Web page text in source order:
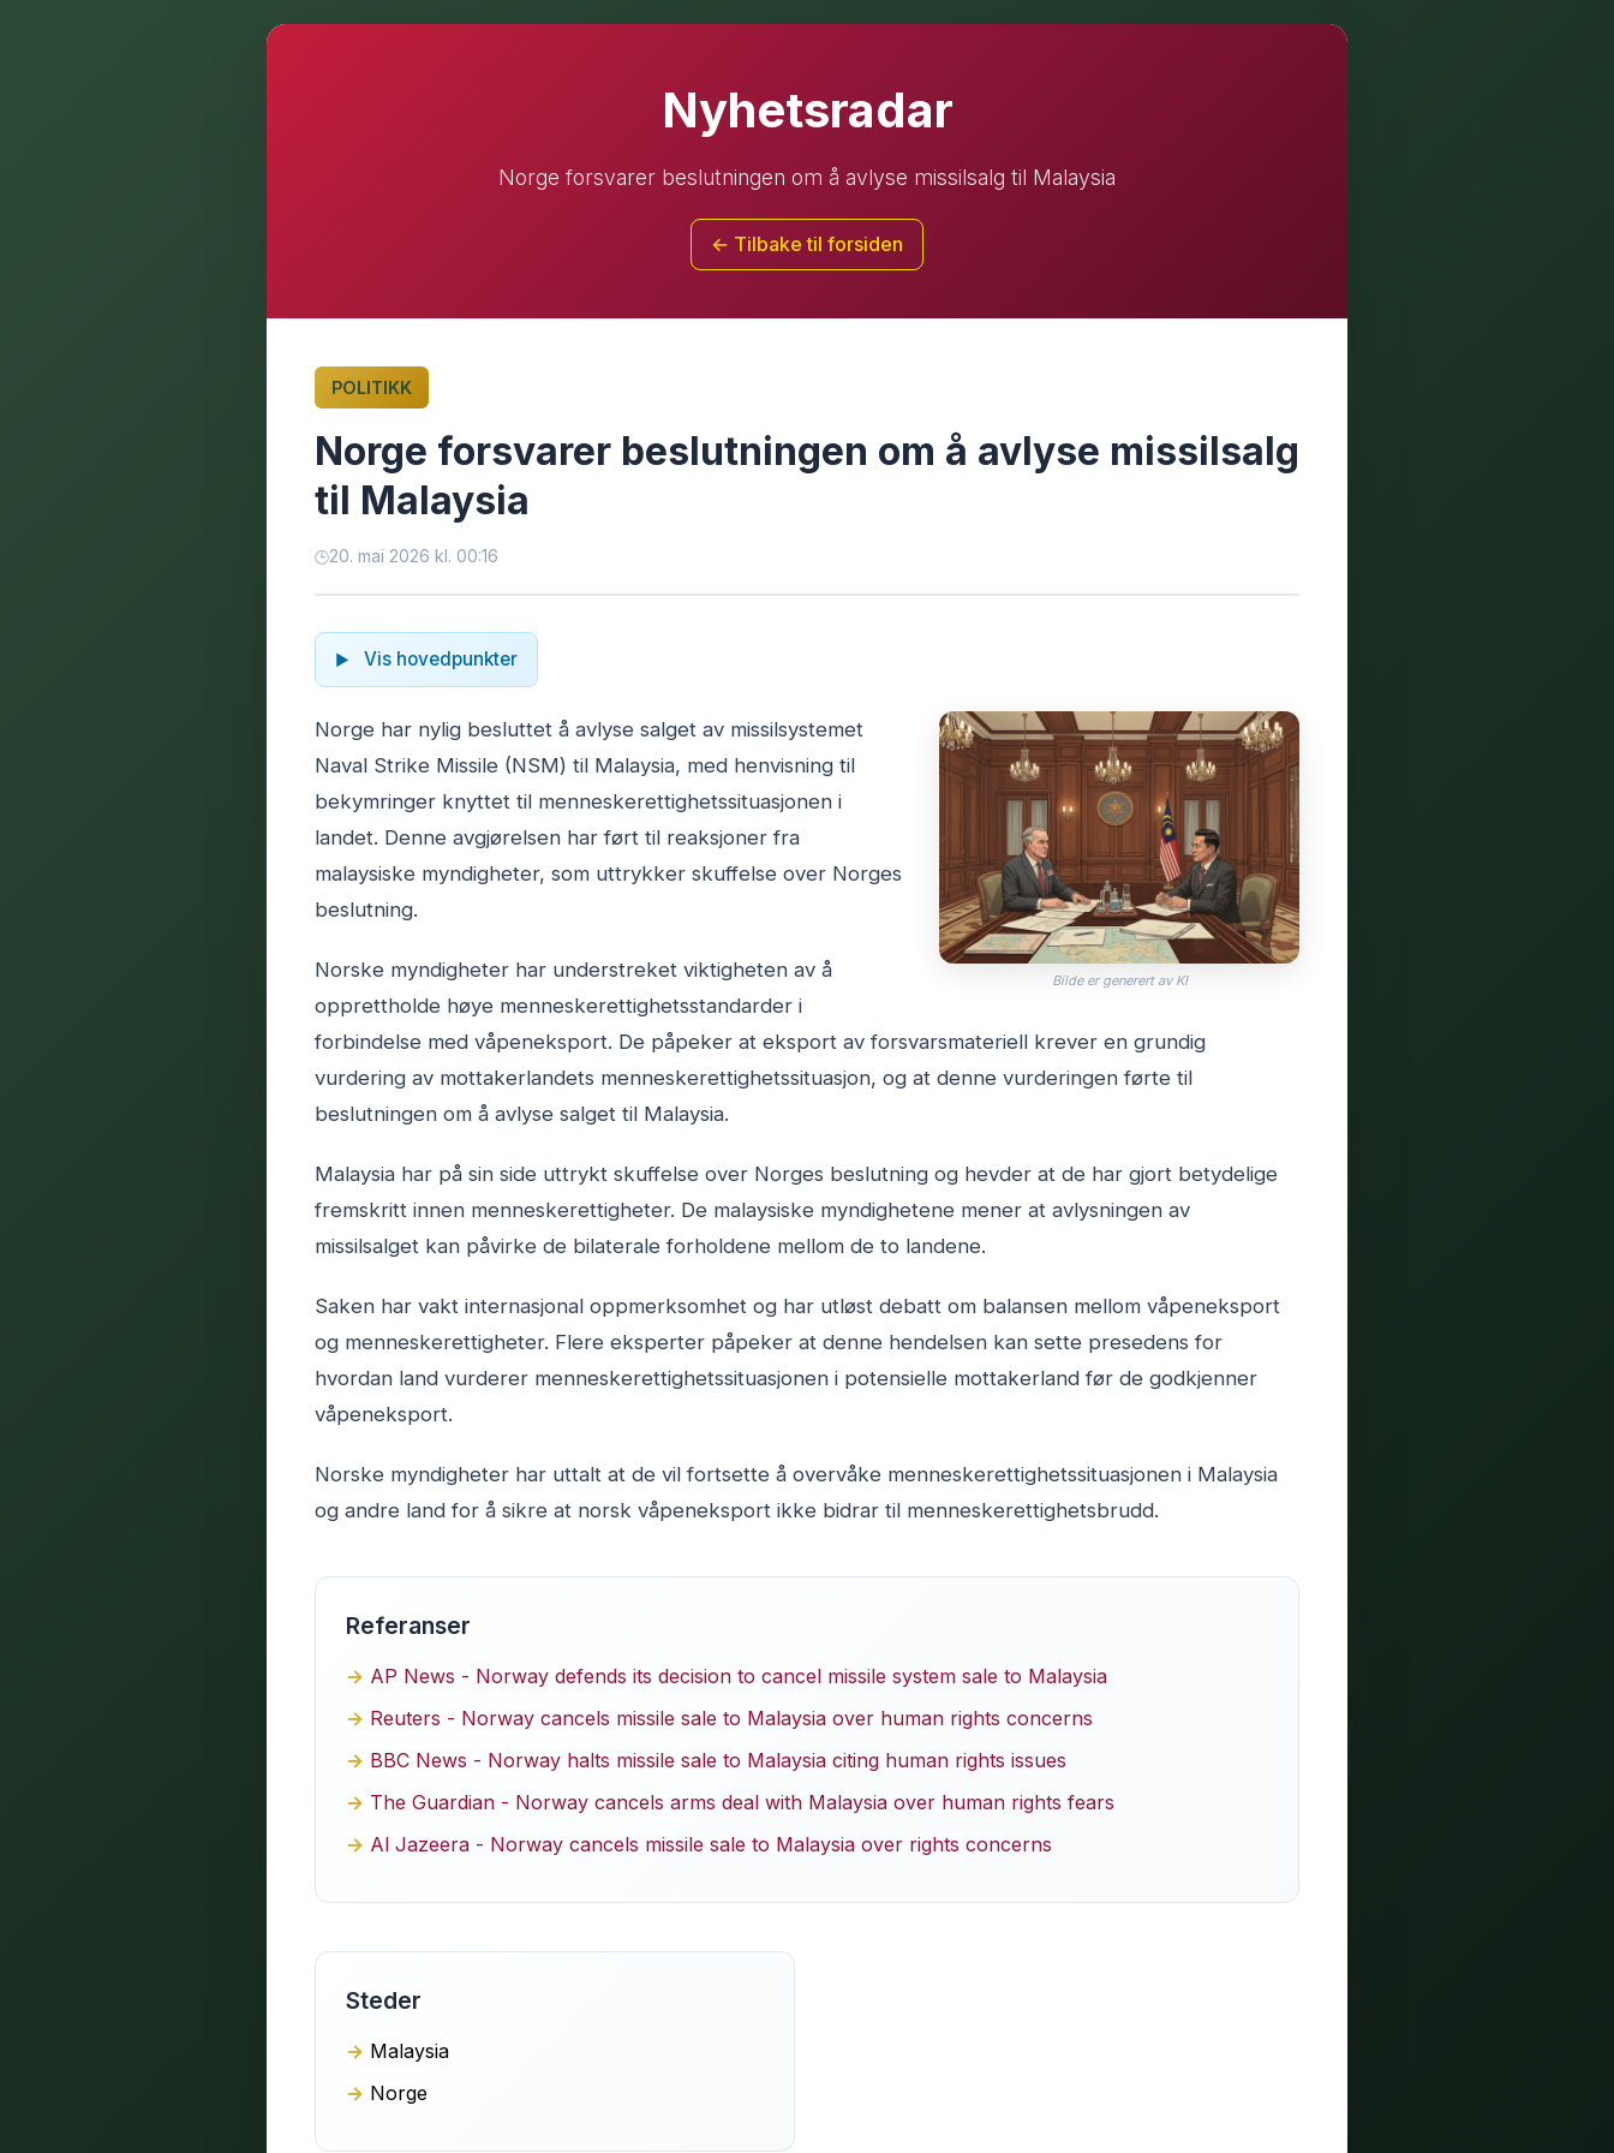
Nyhetsradar
Norge forsvarer beslutningen om å avlyse missilsalg til Malaysia
← Tilbake til forsiden
POLITIKK
Norge forsvarer beslutningen om å avlyse missilsalg
til Malaysia
20. mai 2026 kl. 00:16
Vis hovedpunkter
Bilde er generert av KI
Norge har nylig besluttet å avlyse salget av missilsystemet
Naval Strike Missile (NSM) til Malaysia, med henvisning til
bekymringer knyttet til menneskerettighetssituasjonen i
landet. Denne avgjørelsen har ført til reaksjoner fra
malaysiske myndigheter, som uttrykker skuffelse over Norges
beslutning.
Norske myndigheter har understreket viktigheten av å
opprettholde høye menneskerettighetsstandarder i
forbindelse med våpeneksport. De påpeker at eksport av forsvarsmateriell krever en grundig
vurdering av mottakerlandets menneskerettighetssituasjon, og at denne vurderingen førte til
beslutningen om å avlyse salget til Malaysia.
Malaysia har på sin side uttrykt skuffelse over Norges beslutning og hevder at de har gjort betydelige
fremskritt innen menneskerettigheter. De malaysiske myndighetene mener at avlysningen av
missilsalget kan påvirke de bilaterale forholdene mellom de to landene.
Saken har vakt internasjonal oppmerksomhet og har utløst debatt om balansen mellom våpeneksport
og menneskerettigheter. Flere eksperter påpeker at denne hendelsen kan sette presedens for
hvordan land vurderer menneskerettighetssituasjonen i potensielle mottakerland før de godkjenner
våpeneksport.
Norske myndigheter har uttalt at de vil fortsette å overvåke menneskerettighetssituasjonen i Malaysia
og andre land for å sikre at norsk våpeneksport ikke bidrar til menneskerettighetsbrudd.
Referanser
AP News - Norway defends its decision to cancel missile system sale to Malaysia
Reuters - Norway cancels missile sale to Malaysia over human rights concerns
BBC News - Norway halts missile sale to Malaysia citing human rights issues
The Guardian - Norway cancels arms deal with Malaysia over human rights fears
Al Jazeera - Norway cancels missile sale to Malaysia over rights concerns
Steder
Malaysia
Norge